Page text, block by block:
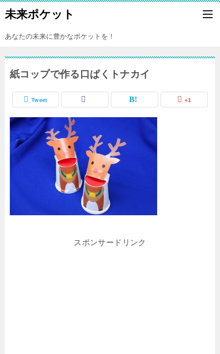
未来ポケット
あなたの未来に豊かなポケットを！
紙コップで作る口ぱくトナカイ
Tweet +1
スポンサードリンク